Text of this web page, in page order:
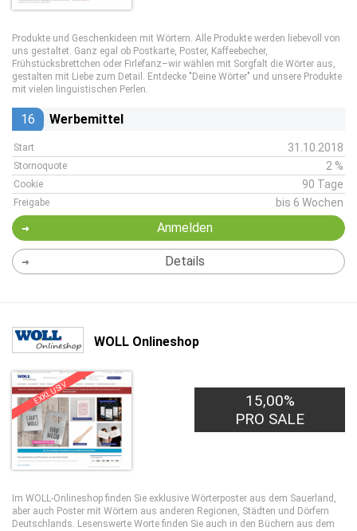
Produkte und Geschenkideen mit Wörtern. Alle Produkte werden liebevoll von
uns gestaltet. Ganz egal ob Postkarte, Poster, Kaffeebecher,
Frühstücksbrettchen oder Firlefanz–wir wählen mit Sorgfalt die Wörter aus,
gestalten mit Liebe zum Detail. Entdecke "Deine Wörter" und unsere Produkte
mit vielen linguistischen Perlen.
16 Werbemittel
Start 31.10.2018
Stornoquote 2 %
Cookie 90 Tage
Freigabe bis 6 Wochen
Anmelden
Details
WOLL Onlineshop
EXKLUSIV
15,00%
PRO SALE
Im WOLL-Onlineshop finden Sie exklusive Wörterposter aus dem Sauerland,
aber auch Poster mit Wörtern aus anderen Regionen, Städten und Dörfern
Deutschlands. Lesenswerte Worte finden Sie auch in den Büchern aus dem